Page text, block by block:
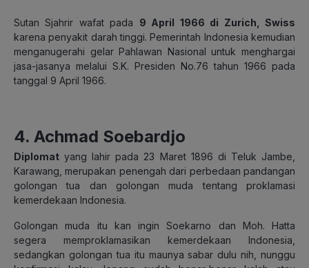
Sutan Sjahrir wafat pada 9 April 1966 di Zurich, Swiss
karena penyakit darah tinggi. Pemerintah Indonesia kemudian
menganugerahi gelar Pahlawan Nasional untuk menghargai
jasa-jasanya melalui S.K. Presiden No.76 tahun 1966 pada
tanggal 9 April 1966.
4. Achmad Soebardjo
Diplomat yang lahir pada 23 Maret 1896 di Teluk Jambe,
Karawang, merupakan penengah dari perbedaan pandangan
golongan tua dan golongan muda tentang proklamasi
kemerdekaan Indonesia.
Golongan muda itu kan ingin Soekarno dan Moh. Hatta
segera memproklamasikan kemerdekaan Indonesia,
sedangkan golongan tua itu maunya sabar dulu nih, nunggu